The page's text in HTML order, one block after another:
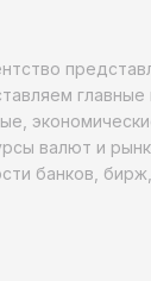
главные
валют и
банков,